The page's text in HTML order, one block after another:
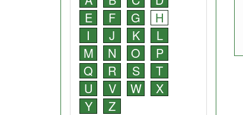
E
F G
H
I
J K
L
M
N O
P
Q
R S
T
U
V W
X
Y
Z